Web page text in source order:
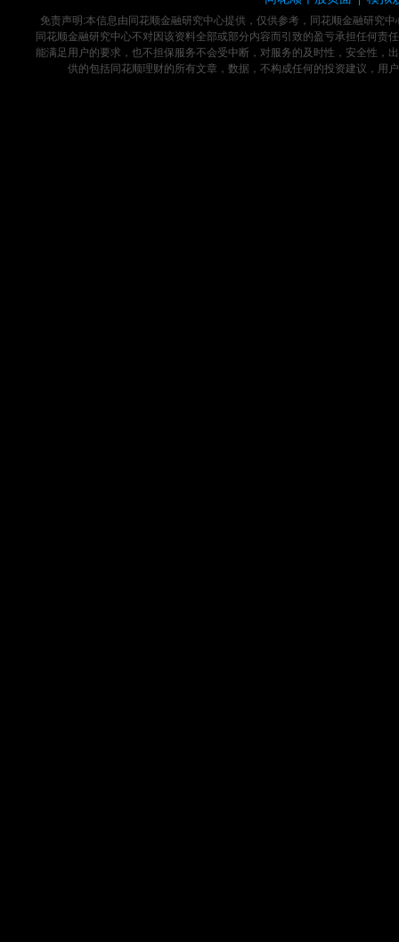
免责声明:本信息由同花顺金融研究中心提供，仅供参考，同花顺金融研究
同花顺金融研究中心不对因该资料全部或部分内容而引致的盈亏承担任何
能满足用户的要求，也不担保服务不会受中断，对服务的及时性，安全性，
供的包括同花顺理财的所有文章，数据，不构成任何的投资建议，用